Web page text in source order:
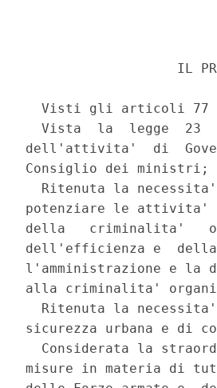
IL
Visti gli articoli 77
Vista  la  legge  23
dell'attivita'  di
Consiglio dei ministri;
Ritenuta la
potenziare le attivita'
della   criminalita'
dell'efficienza e
l'amministrazione e la
alla criminalita'
Ritenuta la
sicurezza urbana e di
Considerata la
misure in materia di